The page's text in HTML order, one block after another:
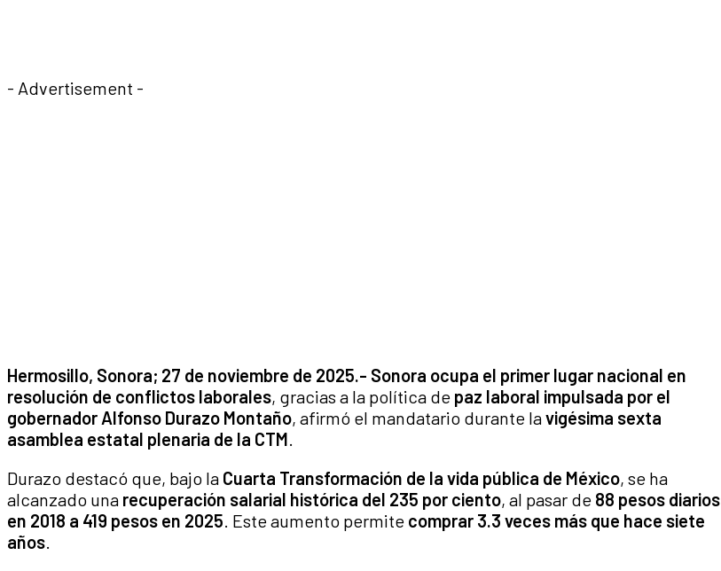
- Advertisement -
Hermosillo, Sonora; 27 de noviembre de 2025.- Sonora ocupa el primer lugar nacional en
resolución de conflictos laborales, gracias a la política de paz laboral impulsada por el
gobernador Alfonso Durazo Montaño, afirmó el mandatario durante lavigésima sexta
asamblea estatal plenaria de la CTM.
Durazo destacó que, bajo la Cuarta Transformación de la vida pública de México, se ha
alcanzado una recuperación salarial histórica del 235 por ciento, al pasar de 88 pesos diarios
en 2018 a 419 pesos en 2025. Este aumento permite comprar 3.3 veces más que hace siete
años.